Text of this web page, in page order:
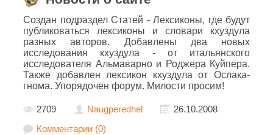
Создан подраздел Статей - Лексиконы, где будут
публиковаться лексиконы и словари кхуздула
разных авторов. Добавлены два новых
исследования кхуздула - от итальянского
исследователя Альмаварно и Роджера Куйпера.
Также добавлен лексикон кхуздула от Ослака-
гнома. Упорядочен форум. Милости просим!
2709 Naugperedhel
26.10.2008
Комментарии (0)